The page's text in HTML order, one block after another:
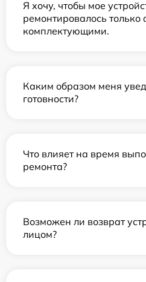
Я хочу, чтобы мое
ремонтировалось
комплектующими.
Каким образом меня
готовности?
Что влияет на время
ремонта?
Возможен ли возврат
лицом?